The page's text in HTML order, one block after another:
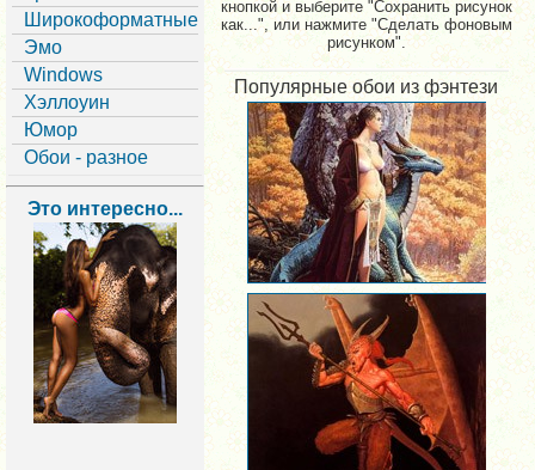
Широкоформатные
Эмо
Windows
Хэллоуин
Юмор
Обои - разное
Это интересно...
кнопкой и выберите "Сохранить рисунок
как...", или нажмите "Сделать фоновым
рисунком".
Популярные обои из фэнтези